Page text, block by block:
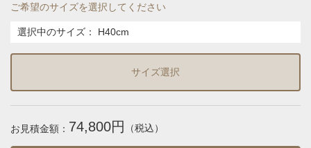
ご希望のサイズを選択してください
選択中のサイズ： H40cm
サイズ選択
お見積金額： 74,800円 （税込）